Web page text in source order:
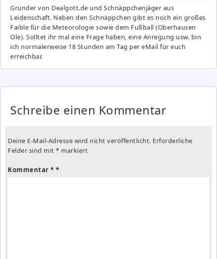
Gründer von Dealgott.de und Schnäppchenjäger aus
Leidenschaft. Neben den Schnäppchen gibt es noch ein großes
Fai­ble für die Meteorologie sowie dem Fußball (Oberhausen
Ole). Solltet ihr mal eine Frage haben, eine Anregung usw. bin
ich normalerweise 18 Stunden am Tag per eMail für euch
erreichbar.
Schreibe einen Kommentar
Deine E-Mail-Adresse wird nicht veröffentlicht. Erforderliche
Felder sind mit * markiert
Kommentar *